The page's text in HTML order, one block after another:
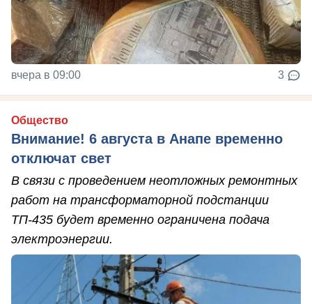
вчера в 09:00 3
Общество
Внимание! 6 августа в Анапе временно
отключат свет
В связи с проведением неотложных ремонтных
работ на трансформаторной подстанции
ТП-435 будет временно ограничена подача
электроэнергии.